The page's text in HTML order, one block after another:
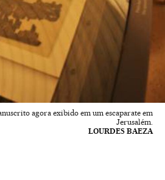
agora exibido em um escaparate em
Jerusalém.
LOURDES BAEZA